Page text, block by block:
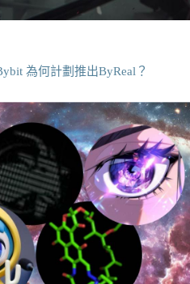
為何計劃推出ByReal？